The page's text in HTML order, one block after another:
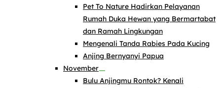
Pet To Nature Hadirkan Pelayanan
Rumah Duka Hewan yang Bermartabat
dan Ramah Lingkungan
Mengenali Tanda Rabies Pada Kucing
Anjing Bernyanyi Papua
November
Bulu Anjingmu Rontok? Kenali